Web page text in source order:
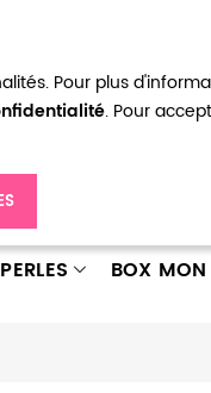
Pour plus
. Pour
Connexion
PERLES BOX